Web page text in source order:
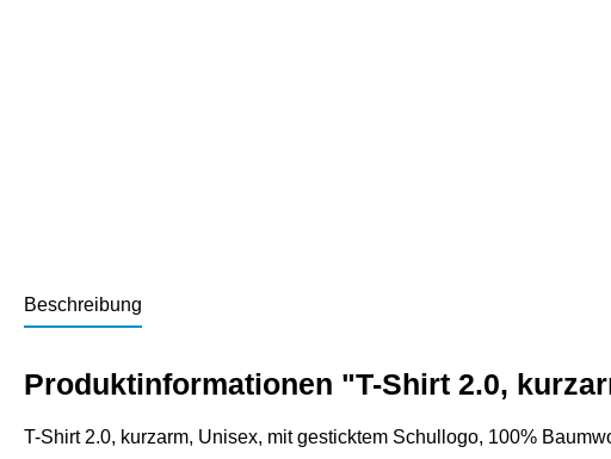
Beschreibung
Produktinformationen "T-Shirt 2.0,
T-Shirt 2.0, kurzarm, Unisex, mit gesticktem Schullogo, 100%